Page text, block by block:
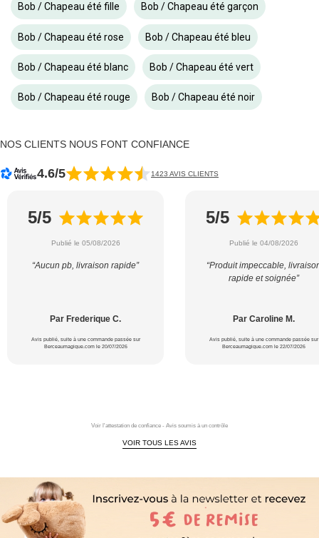
Bob / Chapeau été fille Bob / Chapeau été garçon
Bob / Chapeau été rose Bob / Chapeau été bleu
Bob / Chapeau été blanc Bob / Chapeau été vert
Bob / Chapeau été rouge Bob / Chapeau été noir
NOS CLIENTS NOUS FONT CONFIANCE
4.6/5 1423 AVIS CLIENTS
5/5
Publié le 05/08/2026
“Aucun pb, livraison rapide”
Par Frederique C.
Avis publié, suite à une commande passée sur
Berceaumagique.com le 20/07/2026
5/5
Publié le 04/08/2026
“Produit impeccable,
rapide et soignée”
Par Caroline M.
Avis publié, suite à une commande passée sur
Berceaumagique.com le 22/07/2026
Voir l'attestation de confiance - Avis soumis à un contrôle
VOIR TOUS LES AVIS